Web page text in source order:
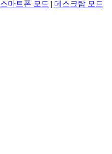
스마트폰 모드 | 데스크탑 모드